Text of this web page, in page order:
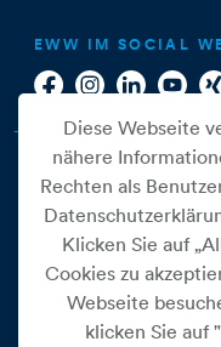
EWW IM SOCIAL
Cookie Einstellungen
Diese Webseite
nähere
Rechten als
Klicken Sie auf
Cookies zu
Webseite
klicken Sie auf